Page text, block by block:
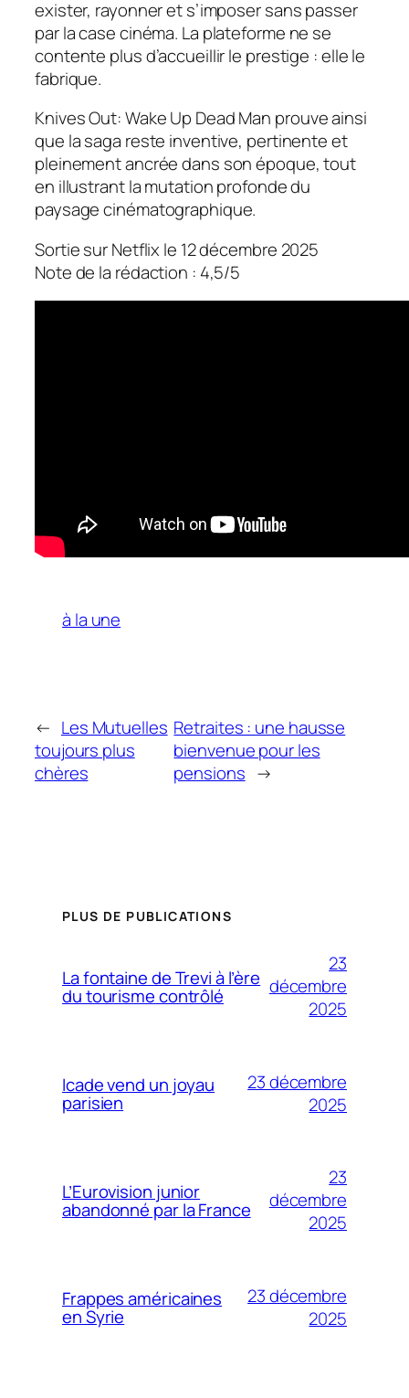
exister, rayonner et s’imposer sans passer
par la case cinéma. La plateforme ne se
contente plus d’accueillir le prestige : elle le
fabrique.
Knives Out: Wake Up Dead Man prouve ainsi
que la saga reste inventive, pertinente et
pleinement ancrée dans son époque, tout
en illustrant la mutation profonde du
paysage cinématographique.
Sortie sur Netflix le 12 décembre 2025
Note de la rédaction : 4,5/5
à la une
← Les Mutuelles
toujours plus
chères
Retraites : une hausse
bienvenue pour les
pensions →
PLUS DE PUBLICATIONS
La fontaine de Trevi à l’ère
du tourisme contrôlé
23
décembre
2025
Icade vend un joyau
parisien
23 décembre
2025
L’Eurovision junior
abandonné par la France
23
décembre
2025
Frappes américaines
en Syrie
23 décembre
2025